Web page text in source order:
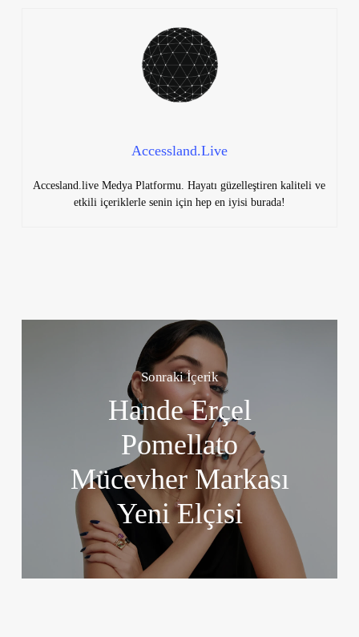
Accessland.Live
Accesland.live Medya Platformu. Hayatı güzelleştiren kaliteli ve
etkili içeriklerle senin için hep en iyisi burada!
Sonraki İçerik
Hande Erçel
Pomellato
Mücevher Markası
Yeni Elçisi